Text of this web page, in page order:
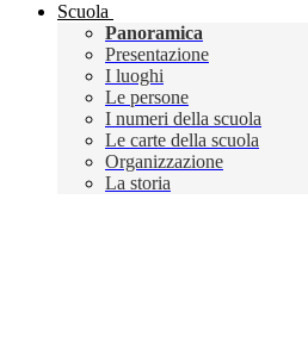
Scuola
Panoramica
Presentazione
I luoghi
Le persone
I numeri della scuola
Le carte della scuola
Organizzazione
La storia